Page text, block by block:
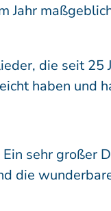
Jahr
die seit 25
haben und
sehr großer
die